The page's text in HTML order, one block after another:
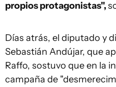
propios protagonistas",
Días atrás, el diputado y
Sebastián Andújar, que
Raffo, sostuvo que en la
campaña de